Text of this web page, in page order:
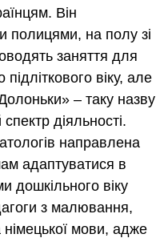
Він
полицями, на полу зі
заняття для
віку, але
– таку назву
діяльності.
направлена
адаптуватися в
дошкільного віку
з малювання,
німецької мови, адже